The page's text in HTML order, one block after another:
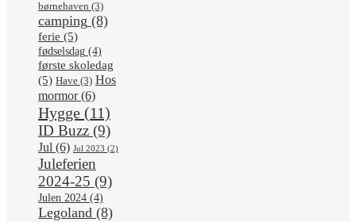
børnehaven (3)
camping (8)
ferie (5)
fødselsdag (4)
første skoledag
(5) Have (3) Hos
mormor(6)
Hygge (11)
ID Buzz (9)
Jul (6) Jul 2023 (2)
Juleferien
2024-25 (9)
Julen 2024 (4)
Legoland (8)